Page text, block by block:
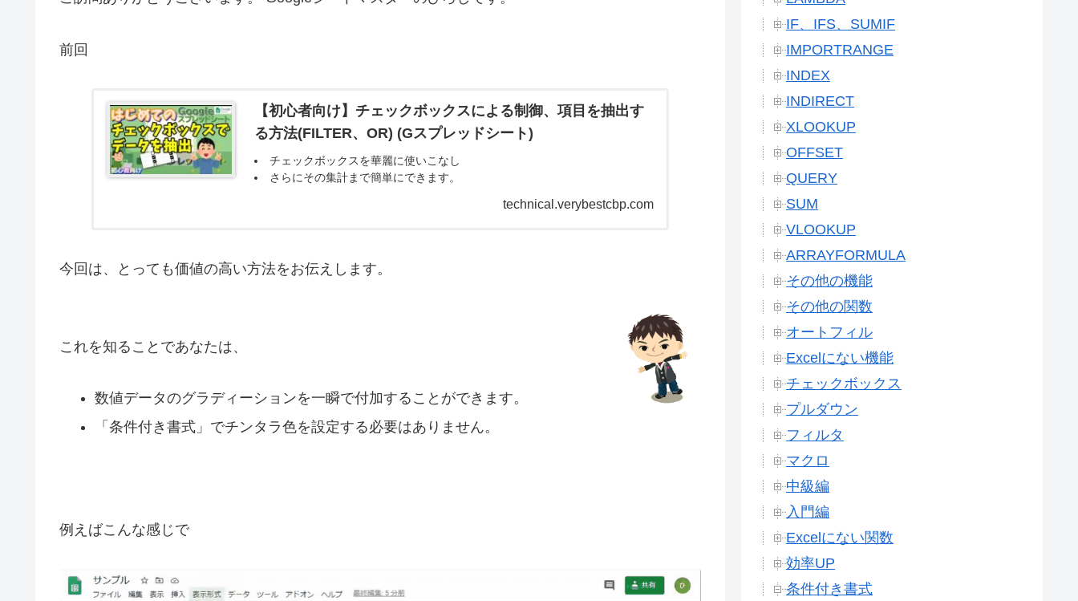
前回
【初心者向け】チェックボックスによる制御、項目を抽出す
る方法(FILTER、OR) (Gスプレッドシート)
チェックボックスを華麗に使いこなし
さらにその集計まで簡単にできます。
technical.verybestcbp.com
今回は、とっても価値の高い方法をお伝えします。
これを知ることであなたは、
数値データのグラディーションを一瞬で付加することができます。
「条件付き書式」でチンタラ色を設定する必要はありません。
例えばこんな感じで
IF、IFS、SUMIF
IMPORTRANGE
INDEX
INDIRECT
XLOOKUP
OFFSET
QUERY
SUM
VLOOKUP
ARRAYFORMULA
その他の機能
その他の関数
オートフィル
Excelにない機能
チェックボックス
プルダウン
フィルタ
マクロ
中級編
入門編
Excelにない関数
効率UP
条件付き書式